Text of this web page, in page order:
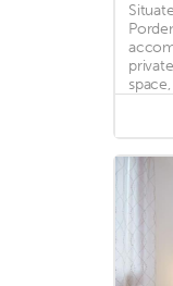
space,